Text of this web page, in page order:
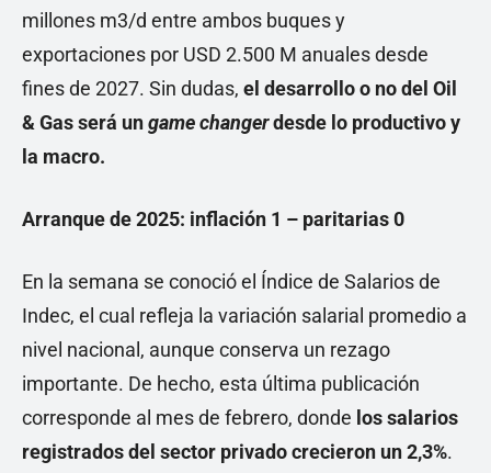
millones m3/d entre ambos buques y
exportaciones por USD 2.500 M anuales desde
fines de 2027. Sin dudas, el desarrollo o no del Oil
& Gas será ungame changerdesde lo productivo y
la macro.
Arranque de 2025: inflación 1 – paritarias 0
En la semana se conoció el Índice de Salarios de
Indec, el cual refleja la variación salarial promedio a
nivel nacional, aunque conserva un rezago
importante. De hecho, esta última publicación
corresponde al mes de febrero, donde los salarios
registrados del sector privado crecieron un 2,3%.